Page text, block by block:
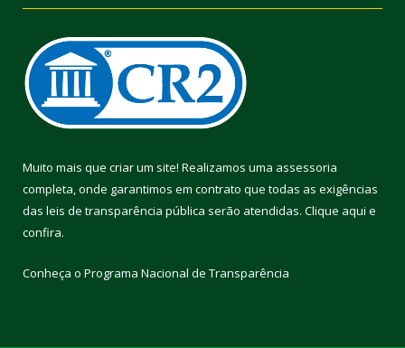
Muito mais que criar um site! Realizamos uma assessoria
completa, onde garantimos em contrato que todas as exigências
das leis de transparência pública serão atendidas. Clique aqui e
confira.
Conheça o Programa Nacional de Transparência